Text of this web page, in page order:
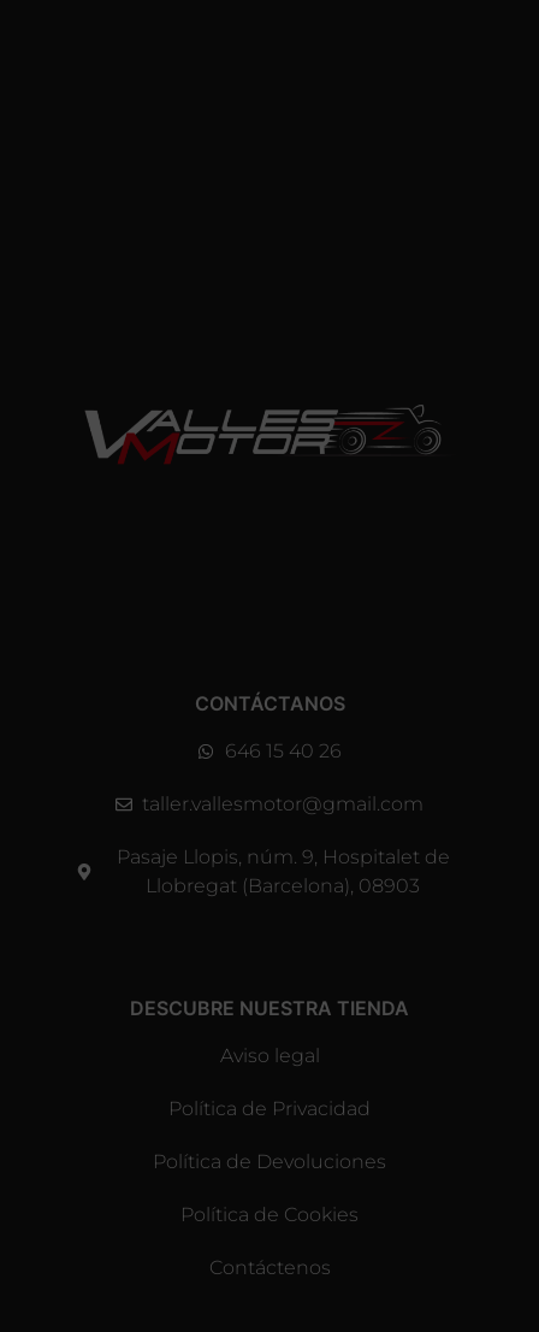
CONTÁCTANOS
646 15 40 26
taller.vallesmotor@gmail.com
Pasaje Llopis, núm. 9, Hospitalet de
Llobregat (Barcelona), 08903
DESCUBRE NUESTRA TIENDA
Aviso legal
Política de Privacidad
Política de Devoluciones
Política de Cookies
Contáctenos